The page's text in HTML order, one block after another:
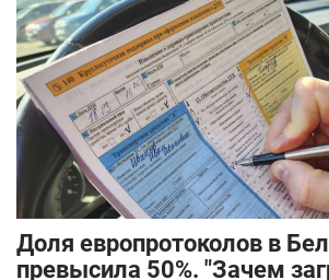
Доля европротоколов в
превысила 50%. "Зачем